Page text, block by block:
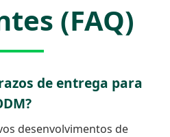
(FAQ)
de entrega para
desenvolvimentos de